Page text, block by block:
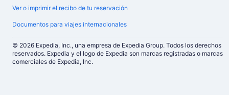
Ver o imprimir el recibo de tu reservación
Documentos para viajes internacionales
© 2026 Expedia, Inc., una empresa de Expedia Group. Todos los derechos
reservados. Expedia y el logo de Expedia son marcas registradas o marcas
comerciales de Expedia, Inc.